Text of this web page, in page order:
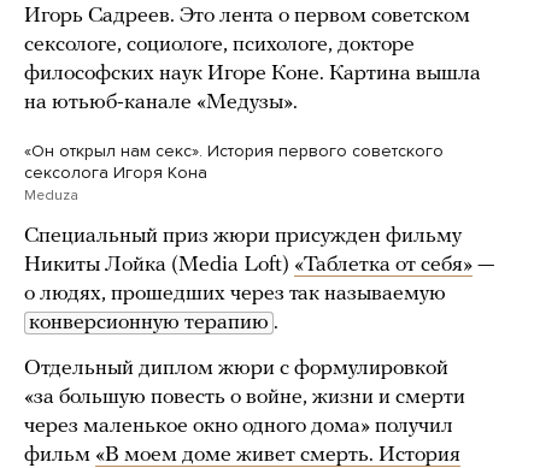
Игорь Садреев. Это лента о первом советском
сексологе, социологе, психологе, докторе
философских наук Игоре Коне. Картина вышла
на ютьюб-канале «Медузы».
«Он открыл нам секс». История первого советского
сексолога Игоря Кона
Meduza
Специальный приз жюри присужден фильму
Никиты Лойка (Media Loft) «Таблетка от себя» —
о людях, прошедших через так называемую
конверсионную терапию .
Отдельный диплом жюри с формулировкой
«за большую повесть о войне, жизни и смерти
через маленькое окно одного дома» получил
фильм «В моем доме живет смерть. История